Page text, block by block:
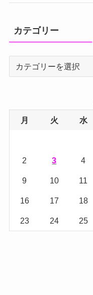
カテゴリー
ー
月 火 水
2 3 4
9 10 11
16 17 18
23 24 25